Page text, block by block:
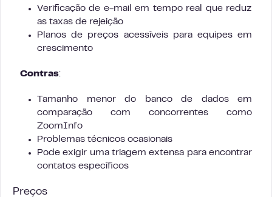
Verificação de e-mail em tempo real que reduz
as taxas de rejeição
Planos de preços acessíveis para equipes em
crescimento
Contras:
Tamanho menor do banco de dados em
comparação com concorrentes como
ZoomInfo
Problemas técnicos ocasionais
Pode exigir uma triagem extensa para encontrar
contatos específicos
Preços